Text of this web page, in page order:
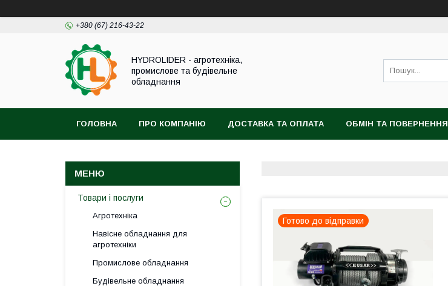
+380 (67) 216-43-22
HYDROLIDER - агротехніка,
промислове та будівельне
обладнання
ГОЛОВНА ПРО КОМПАНІЮ ДОСТАВКА ТА ОПЛАТА ОБМІН ТА ПОВЕРНЕННЯ
Готово до відправки
Товари і послуги
Агротехніка
Навісне обладнання для
агротехніки
Промислове обладнання
Будівельне обладнання